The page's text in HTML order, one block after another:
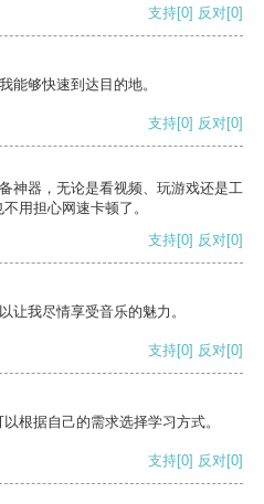
支持[0] 反对[0]
能够快速到达目的地。
支持[0] 反对[0]
神器，无论是看视频、玩游戏还是工
用担心网速卡顿了。
支持[0] 反对[0]
让我尽情享受音乐的魅力。
支持[0] 反对[0]
根据自己的需求选择学习方式。
支持[0] 反对[0]